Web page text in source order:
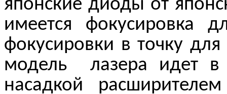
японские диоды от
имеется фокусировка
фокусировки в точку
модель лазера идет в
насадкой